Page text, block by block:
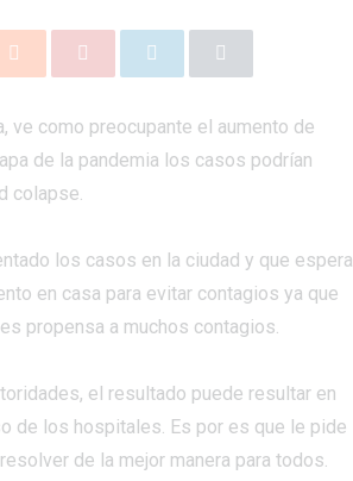
ve como preocupante el aumento de
de la pandemia los casos podrían
colapse.
los casos en la ciudad y que espera
en casa para evitar contagios ya que
propensa a muchos contagios.
el resultado puede resultar en
de los hospitales. Es por es que le pide
de la mejor manera para todos.